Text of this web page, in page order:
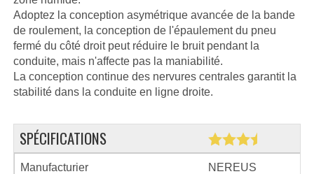
Adoptez la conception asymétrique avancée de la bande
de roulement, la conception de l'épaulement du pneu
fermé du côté droit peut réduire le bruit pendant la
conduite, mais n'affecte pas la maniabilité.
La conception continue des nervures centrales garantit la
stabilité dans la conduite en ligne droite.
SPÉCIFICATIONS
Manufacturier NEREUS